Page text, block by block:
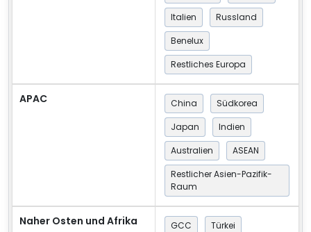
Italien
Russland
Benelux
Restliches Europa
APAC China
Südkorea
Japan
Indien
Australien
ASEAN
Restlicher Asien-Pazifik-
Raum
Naher Osten und Afrika GCC
Türkei